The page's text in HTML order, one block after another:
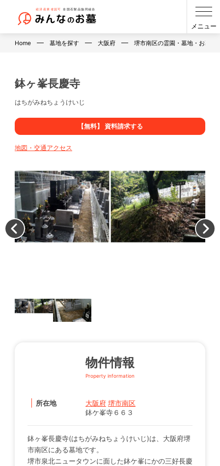
メニュー
Home 墓地を探す 大阪府 堺市南区の霊園・墓地・お墓
鉢ヶ峯長慶寺
はちがみねちょうけいじ
【無料】 資料請求する
地図・交通アクセス
物件情報
Property information
所在地 大阪府 堺市南区
鉢ケ峯寺６６３
鉢ヶ峯長慶寺(はちがみねちょうけいじ)は、大阪府堺
市南区にある墓地です。
堺市泉北ニュータウンに面した鉢ケ峯にかの三好長慶